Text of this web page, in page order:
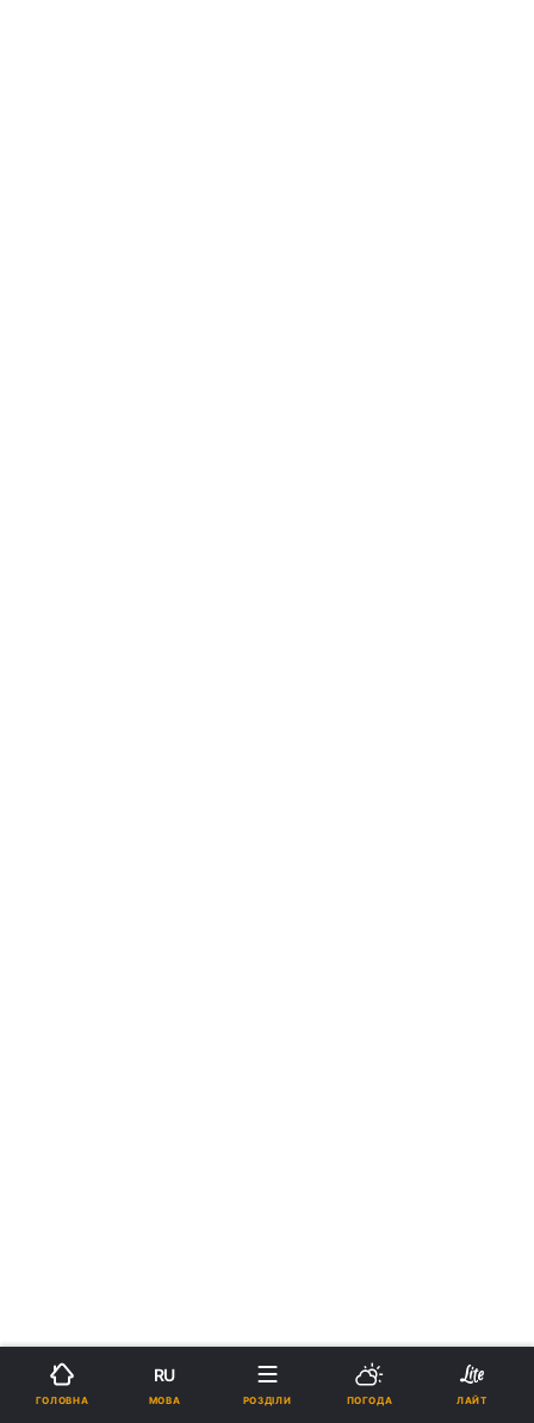
ГОЛОВНА
RU
МОВА РОЗДІЛИ ПОГОДА ЛАЙТ